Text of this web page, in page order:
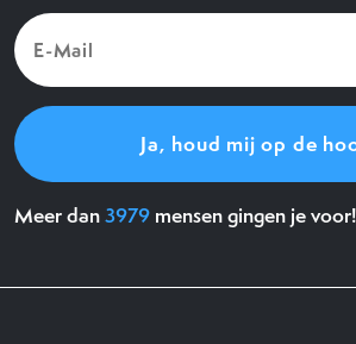
E-
Mail
(Vereist)
Meer dan3979 mensen gingen je voor!